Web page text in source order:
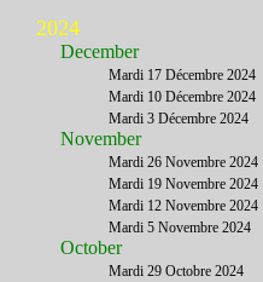
2024
December
Mardi 17 Décembre 2024
Mardi 10 Décembre 2024
Mardi 3 Décembre 2024
November
Mardi 26 Novembre 2024
Mardi 19 Novembre 2024
Mardi 12 Novembre 2024
Mardi 5 Novembre 2024
October
Mardi 29 Octobre 2024